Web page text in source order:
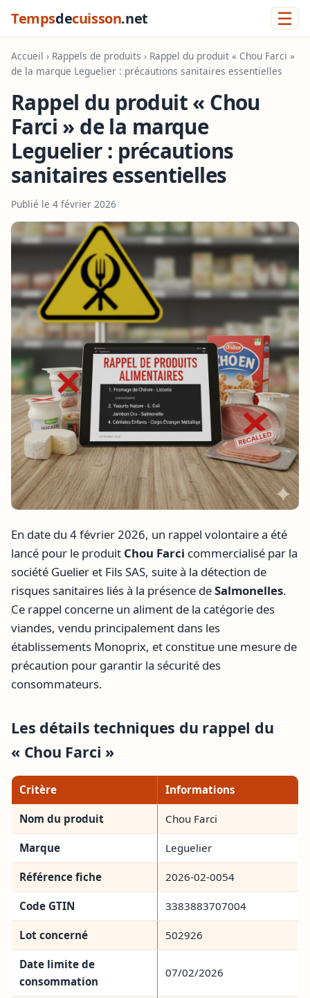
Tempsdecuisson.net ☰
Accueil › Rappels de produits › Rappel du produit « Chou Farci »
de la marque Leguelier : précautions sanitaires essentielles
Rappel du produit « Chou
Farci » de la marque
Leguelier : précautions
sanitaires essentielles
Publié le 4 février 2026
En date du 4 février 2026, un rappel volontaire a été
lancé pour le produit Chou Farci commercialisé par la
société Guelier et Fils SAS, suite à la détection de
risques sanitaires liés à la présence deSalmonelles.
Ce rappel concerne un aliment de la catégorie des
viandes, vendu principalement dans les
établissements Monoprix, et constitue une mesure de
précaution pour garantir la sécurité des
consommateurs.
Les détails techniques du rappel du
« Chou Farci »
Critère Informations
Nom du produit Chou Farci
Marque Leguelier
Référence fiche 2026-02-0054
Code GTIN 3383883707004
Lot concerné 502926
Date limite de
consommation
07/02/2026